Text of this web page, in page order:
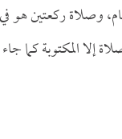
وصلاة ركعتين هو في
إلا المكتوبة كما